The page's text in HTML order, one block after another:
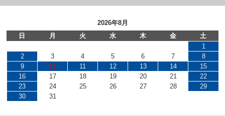
2026年8月
日
月 火 水 木 金
土
1
2
3 4 5 6 7
8
9
10 11 12 13 14
15
16
17 18 19 20 21
22
23
24 25 26 27 28
29
30
31